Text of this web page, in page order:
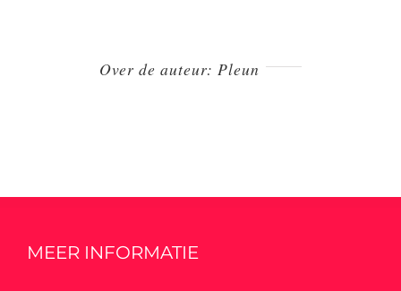
Over de auteur: Pleun
MEER INFORMATIE